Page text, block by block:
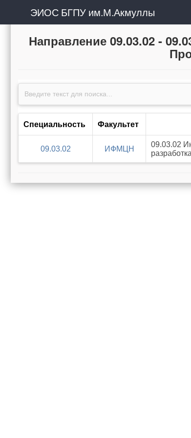
ЭИОС БГПУ им.М.Акмуллы
Направление 09.03.02 -
Специальность Факультет
09.03.02 ИФМЦН
09.03.02